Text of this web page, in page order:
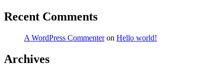
Recent Comments
A WordPress Commenteron Hello world!
Archives